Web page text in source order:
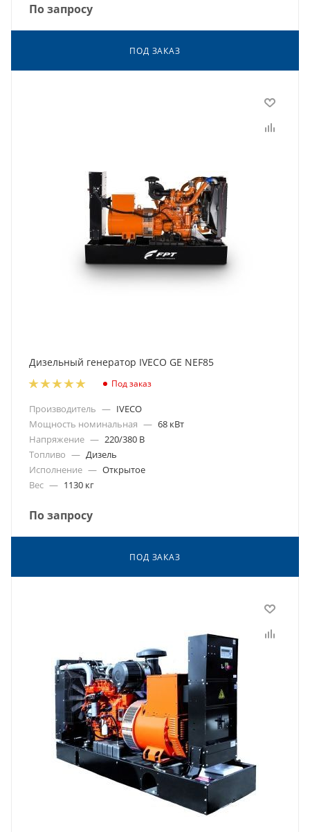
По запросу
ПОД ЗАКАЗ
Дизельный генератор IVECO GE NEF85
Под заказ
Производитель — IVECO
Мощность номинальная — 68 кВт
Напряжение — 220/380 В
Топливо — Дизель
Исполнение — Открытое
Вес — 1130 кг
По запросу
ПОД ЗАКАЗ